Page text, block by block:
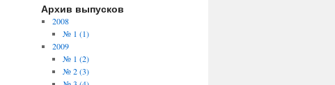
Архив выпусков
2008
№ 1 (1)
2009
№ 1 (2)
№ 2 (3)